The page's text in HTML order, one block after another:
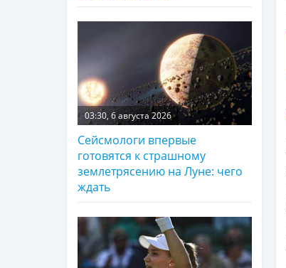
03:30, 6 августа 2026
Сейсмологи впервые
готовятся к страшному
землетрясению на Луне: чего
ждать